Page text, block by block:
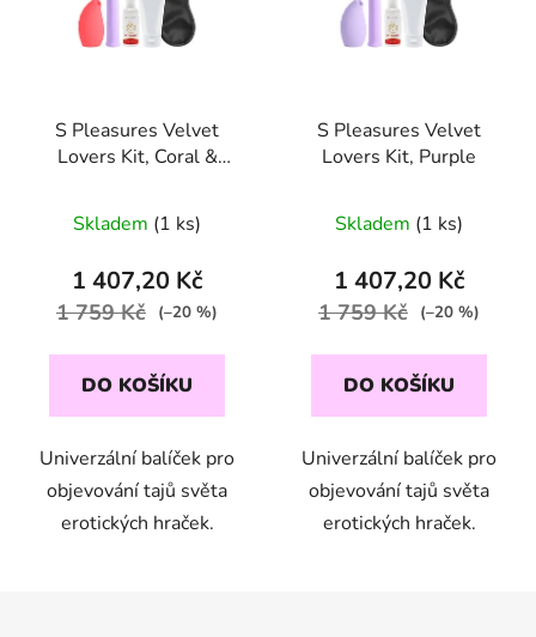
S Pleasures Velvet
Lovers Kit, Coral &
Skladem (1 ks)
1 407,20 Kč
1 759 Kč (–20 %)
DO KOŠÍKU
Univerzální balíček pro
objevování tajů světa
erotických hraček.
S Pleasures Velvet
Lovers Kit, Purple
Skladem (1 ks)
1 407,20 Kč
1 759 Kč (–20 %)
DO KOŠÍKU
Univerzální balíček pro
objevování tajů světa
erotických hraček.